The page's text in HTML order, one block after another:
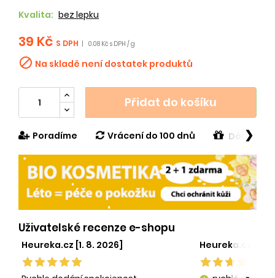
Kvalita: bez lepku
39 Kč S DPH 0.08 Kč s DPH / g
 Na skladě není dostatek produktů
Přidat do košíku
Poradíme Vrácení do 100 dnů Dárek v
❯
Uživatelské recenze e-shopu
Heureka.cz [1. 8. 2026] Heureka.cz [29.